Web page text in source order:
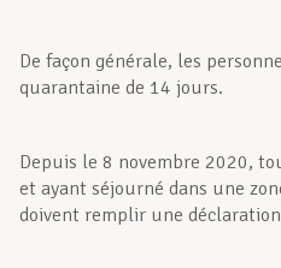
De façon générale, les
quarantaine de 14 jours.
Depuis le 8 novembre 2020,
et ayant séjourné dans une
doivent remplir une